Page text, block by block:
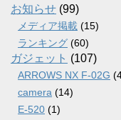
ブ
お知らせ (99)
メディア掲載 (15)
ランキング (60)
ガジェット (107)
ARROWS NX F-02G
camera (14)
E-520 (1)